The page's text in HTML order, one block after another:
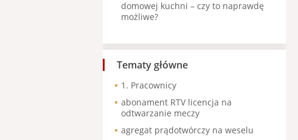
domowej kuchni – czy to naprawdę
możliwe?
Tematy główne
1. Pracownicy
abonament RTV licencja na
odtwarzanie meczy
agregat prądotwórczy na weselu